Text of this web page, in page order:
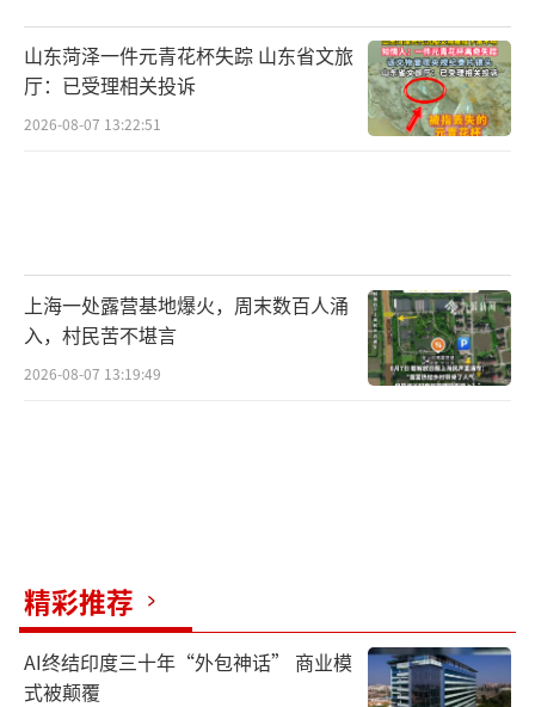
山东菏泽一件元青花杯失踪 山东省文旅
厅：已受理相关投诉
2026-08-07 13:22:51
上海一处露营基地爆火，周末数百人涌
入，村民苦不堪言
2026-08-07 13:19:49
精彩推荐
AI终结印度三十年“外包神话” 商业模
式被颠覆